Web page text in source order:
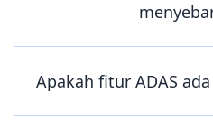
Apakah fitur ADAS